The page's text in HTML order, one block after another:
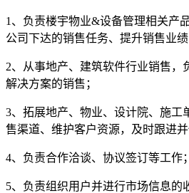
1、负责楼宇物业&设备管理相关产
公司下达的销售任务、提升销售业绩
2、从事地产、建筑软件行业销售，
解决方案的销售；
3、拓展地产、物业、设计院、施工
售渠道、维护客户资源，及时跟进并
4、负责合作洽谈、协议签订等工作；
5、负责组织用户并进行市场信息的